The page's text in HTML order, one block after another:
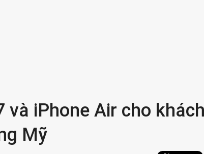
và iPhone Air cho khách
Mỹ